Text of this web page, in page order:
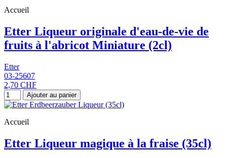
Accueil
Etter Liqueur originale d'eau-de-vie de
fruits à l'abricot Miniature (2cl)
Etter
03-25607
2,70 CHF
Ajouter au panier
Accueil
Etter Liqueur magique à la fraise (35cl)